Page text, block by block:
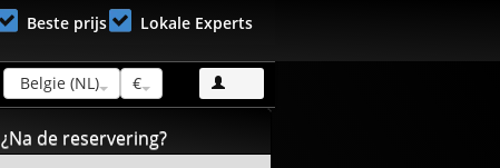
Beste prijs Lokale Experts
Belgie (NL) €
¿Na de reservering?